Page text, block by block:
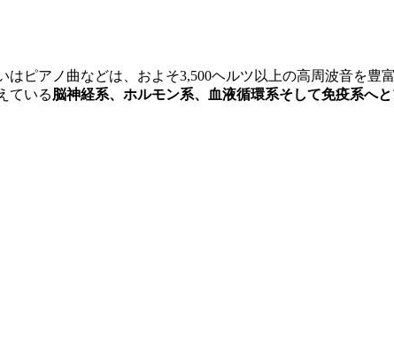
ピアノ曲などは、およそ3,500ヘルツ以上の高周波音を豊
ている脳神経系、ホルモン系、血液循環系そして免疫系へ